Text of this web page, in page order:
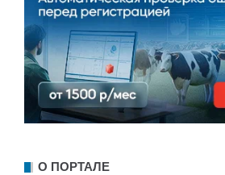
О ПОРТАЛЕ